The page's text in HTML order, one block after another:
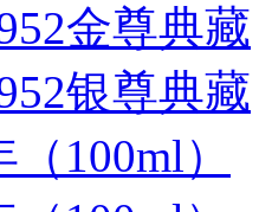
金尊典藏
银尊典藏
100ml）